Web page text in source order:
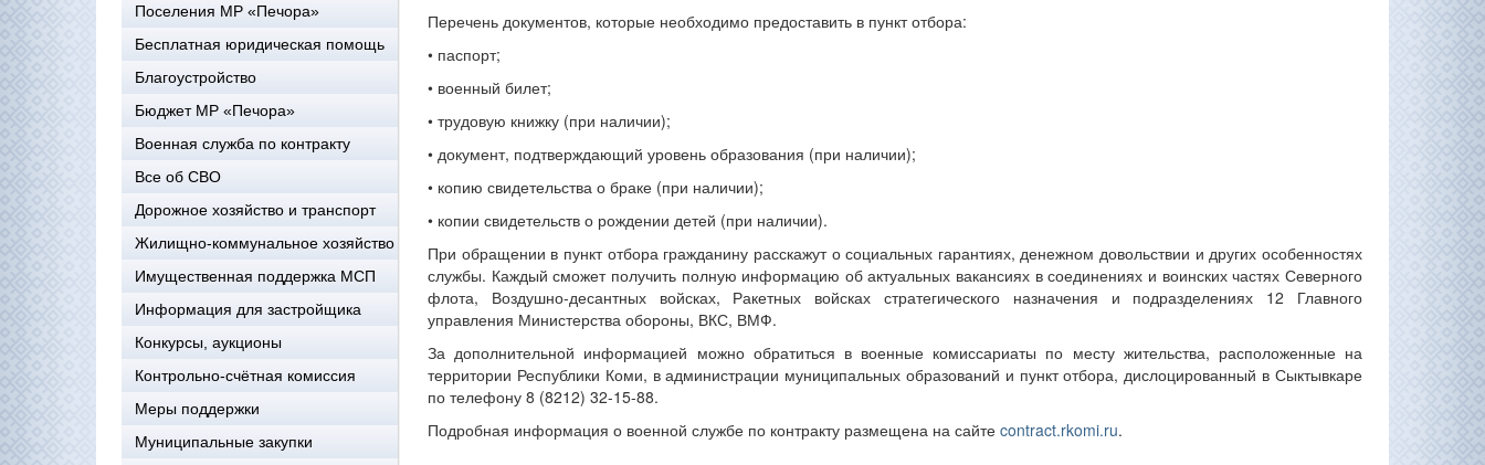
Поселения МР «Печора»
Бесплатная юридическая помощь
Благоустройство
Бюджет МР «Печора»
Военная служба по контракту
Все об СВО
Дорожное хозяйство и транспорт
Жилищно-коммунальное хозяйство
Имущественная поддержка МСП
Информация для застройщика
Конкурсы, аукционы
Контрольно-счётная комиссия
Меры поддержки
Муниципальные закупки
Перечень документов, которые необходимо предоставить в пункт отбора:
• паспорт;
• военный билет;
• трудовую книжку (при наличии);
• документ, подтверждающий уровень образования (при наличии);
• копию свидетельства о браке (при наличии);
• копии свидетельств о рождении детей (при наличии).
При обращении в пункт отбора гражданину расскажут о социальных гарантиях, денежном довольствии и других особенностях
службы. Каждый сможет получить полную информацию об актуальных вакансиях в соединениях и воинских частях Северного
флота, Воздушно-десантных войсках, Ракетных войсках стратегического назначения и подразделениях 12 Главного
управления Министерства обороны, ВКС, ВМФ.
За дополнительной информацией можно обратиться в военные комиссариаты по месту жительства, расположенные на
территории Республики Коми, в администрации муниципальных образований и пункт отбора, дислоцированный в Сыктывкаре
по телефону 8 (8212) 32-15-88.
Подробная информация о военной службе по контракту размещена на сайте contract.rkomi.ru.